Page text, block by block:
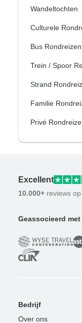
Wandeltochten
Culturele
Bus Rondreizen
Trein / Spoor
Strand
Familie
Privé
Excellent
10.000+ reviews op
Geassocieerd met
Bedrijf
Over ons